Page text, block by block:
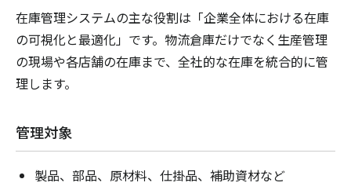
在庫管理システムの主な役割は「企業全体における在庫
の可視化と最適化」です。物流倉庫だけでなく生産管理
の現場や各店舗の在庫まで、全社的な在庫を統合的に管
理します。
管理対象
製品、部品、原材料、仕掛品、補助資材など